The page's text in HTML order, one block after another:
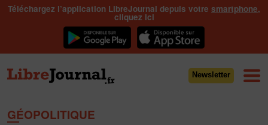
Téléchargez l’application LibreJournal depuis votre smartphone,
cliquez ici
Newsletter
GÉOPOLITIQUE